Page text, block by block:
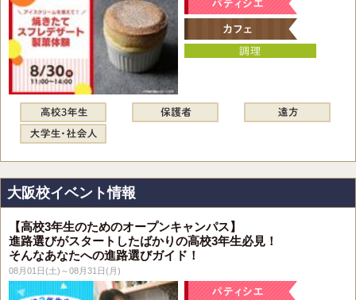
大阪校イベント情報
【高校3年生のためのオープンキャンパス】
進路選びがスタートしたばかりの高校3年生必見！
そんなあなたへの進路選びガイド！
08月01日(土)～08月31日(月)